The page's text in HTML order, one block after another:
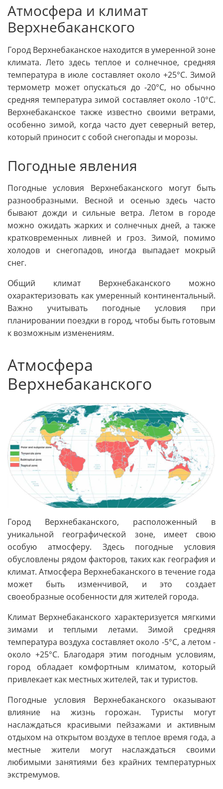
Атмосфера и климат
Верхнебаканского
Город Верхнебаканское находится в умеренной зоне
климата. Лето здесь теплое и солнечное, средняя
температура в июле составляет около +25°C. Зимой
термометр может опускаться до -20°C, но обычно
средняя температура зимой составляет около -10°C.
Верхнебаканское также известно своими ветрами,
особенно зимой, когда часто дует северный ветер,
который приносит с собой снегопады и морозы.
Погодные явления
Погодные условия Верхнебаканского могут быть
разнообразными. Весной и осенью здесь часто
бывают дожди и сильные ветра. Летом в городе
можно ожидать жарких и солнечных дней, а также
кратковременных ливней и гроз. Зимой, помимо
холодов и снегопадов, иногда выпадает мокрый
снег.
Общий климат Верхнебаканского можно
охарактеризовать как умеренный континентальный.
Важно учитывать погодные условия при
планировании поездки в город, чтобы быть готовым
к возможным изменениям.
Атмосфера
Верхнебаканского
Город Верхнебаканского, расположенный в
уникальной географической зоне, имеет свою
особую атмосферу. Здесь погодные условия
обусловлены рядом факторов, таких как география и
климат. Атмосфера Верхнебаканского в течение года
может быть изменчивой, и это создает
своеобразные особенности для жителей города.
Климат Верхнебаканского характеризуется мягкими
зимами и теплыми летами. Зимой средняя
температура воздуха составляет около -5°C, а летом -
около +25°C. Благодаря этим погодным условиям,
город обладает комфортным климатом, который
привлекает как местных жителей, так и туристов.
Погодные условия Верхнебаканского оказывают
влияние на жизнь горожан. Туристы могут
наслаждаться красивыми пейзажами и активным
отдыхом на открытом воздухе в теплое время года, а
местные жители могут наслаждаться своими
любимыми занятиями без крайних температурных
экстремумов.